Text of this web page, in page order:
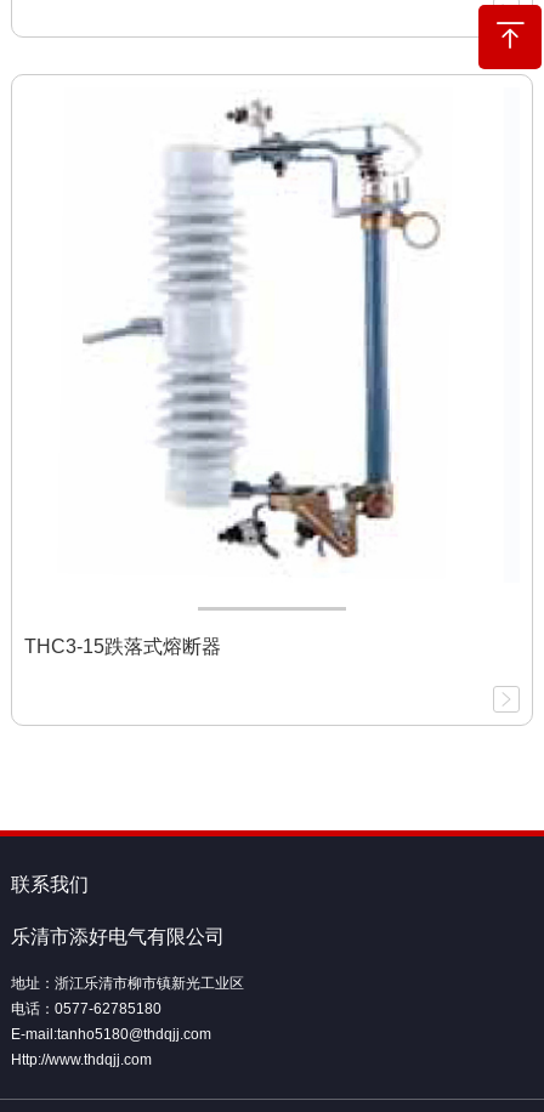
THC3-15跌落式熔断器
联系我们
乐清市添好电气有限公司
地址：浙江乐清市柳市镇新光工业区
电话：0577-62785180
E-mail:tanho5180@thdqjj.com
Http://www.thdqjj.com